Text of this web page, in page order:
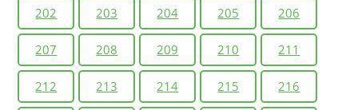
202 203 204 205 206
207 208 209 210 211
212 213 214 215 216